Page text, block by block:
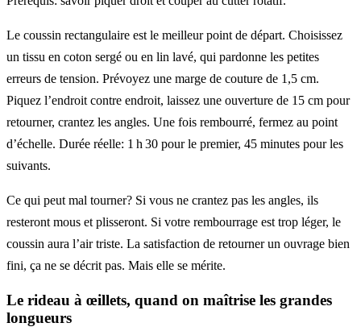
Le coussin rectangulaire est le meilleur point de départ. Choisissez
un tissu en coton sergé ou en lin lavé, qui pardonne les petites
erreurs de tension. Prévoyez une marge de couture de 1,5 cm.
Piquez l’endroit contre endroit, laissez une ouverture de 15 cm pour
retourner, crantez les angles. Une fois rembourré, fermez au point
d’échelle. Durée réelle: 1 h 30 pour le premier, 45 minutes pour les
suivants.
Ce qui peut mal tourner? Si vous ne crantez pas les angles, ils
resteront mous et plisseront. Si votre rembourrage est trop léger, le
coussin aura l’air triste. La satisfaction de retourner un ouvrage bien
fini, ça ne se décrit pas. Mais elle se mérite.
Le rideau à œillets, quand on maîtrise les grandes
longueurs